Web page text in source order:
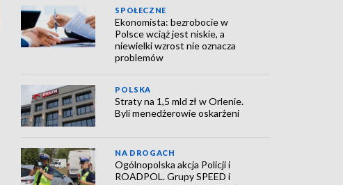
SPOŁECZNE
Ekonomista: bezrobocie w
Polsce wciąż jest niskie, a
niewielki wzrost nie oznacza
problemów
POLSKA
Straty na 1,5 mld zł w Orlenie.
Byli menedżerowie oskarżeni
NA DROGACH
Ogólnopolska akcja Policji i
ROADPOL. Grupy SPEED i